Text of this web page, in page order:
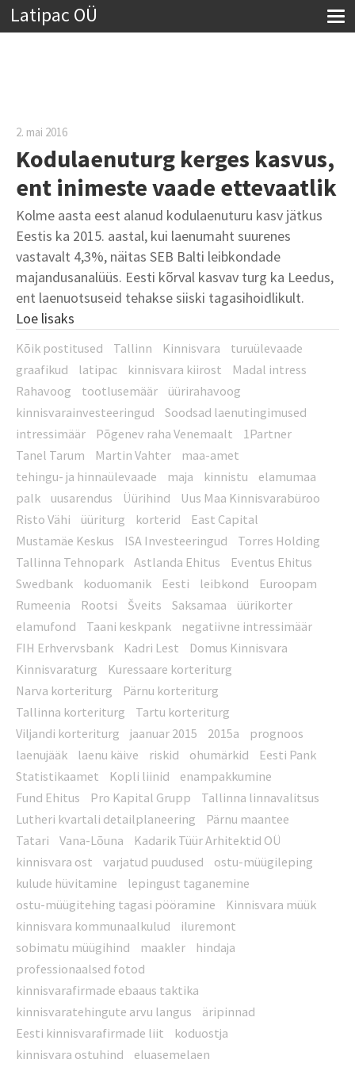
Latipac OÜ
2. mai 2016
Kodulaenuturg kerges kasvus,
ent inimeste vaade ettevaatlik
Kolme aasta eest alanud kodulaenuturu kasv jätkus
Eestis ka 2015. aastal, kui laenumaht suurenes
vastavalt 4,3%, näitas SEB Balti leibkondade
majandusanalüüs. Eesti kõrval kasvav turg ka Leedus,
ent laenuotsuseid tehakse siiski tagasihoidlikult.
Loe lisaks
Kõik postitused Tallinn Kinnisvara
turuülevaade
graafikud
latipac kinnisvara kiirost
Madal intress
Rahavoog
tootlusemäär
üürirahavoog
kinnisvarainvesteeringud
Soodsad laenutingimused
intressimäär
Põgenev raha Venemaalt
1Partner
Tanel Tarum
Martin Vahter
maa-amet
tehingu- ja hinnaülevaade
maja kinnistu
elamumaa
palk
uusarendus Üürihind
Uus Maa Kinnisvarabüroo
Risto Vähi
üüriturg korterid
East Capital
Mustamäe Keskus
ISA Investeeringud
Torres Holding
Tallinna Tehnopark
Astlanda Ehitus
Eventus Ehitus
Swedbank
koduomanik Eesti leibkond
Euroopam
Rumeenia
Rootsi Šveits Saksamaa
üürikorter
elamufond
Taani keskpank
negatiivne intressimäär
FIH Erhvervsbank
Kadri Lest
Domus Kinnisvara
Kinnisvaraturg
Kuressaare korteriturg
Narva korteriturg
Pärnu korteriturg
Tallinna korteriturg
Tartu korteriturg
Viljandi korteriturg
jaanuar 2015 2015a
prognoos
laenujääk
laenu käive riskid ohumärkid
Eesti Pank
Statistikaamet
Kopli liinid
enampakkumine
Fund Ehitus
Pro Kapital Grupp
Tallinna linnavalitsus
Lutheri kvartali detailplaneering
Pärnu maantee
Tatari
Vana-Lõuna
Kadarik Tüür Arhitektid OÜ
kinnisvara ost
varjatud puudused
ostu-müügileping
kulude hüvitamine
lepingust taganemine
ostu-müügitehing tagasi pööramine
Kinnisvara müük
kinnisvara kommunaalkulud
iluremont
sobimatu müügihind
maakler
hindaja
professionaalsed fotod
kinnisvarafirmade ebaaus taktika
kinnisvaratehingute arvu langus
äripinnad
Eesti kinnisvarafirmade liit
koduostja
kinnisvara ostuhind
eluasemelaen